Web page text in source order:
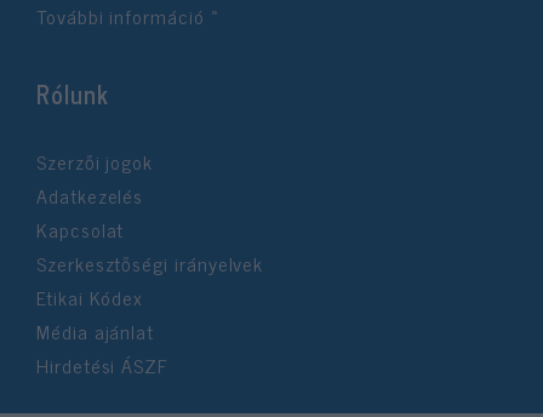
További információ »
Rólunk
Szerzői jogok
Adatkezelés
Kapcsolat
Szerkesztőségi irányelvek
Etikai Kódex
Média ajánlat
Hirdetési ÁSZF